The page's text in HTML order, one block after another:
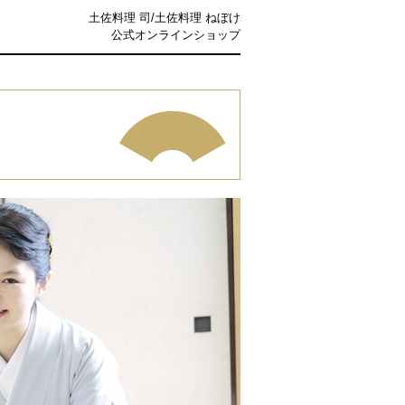
土佐料理 司/土佐料理 ねぼけ
公式オンラインショップ